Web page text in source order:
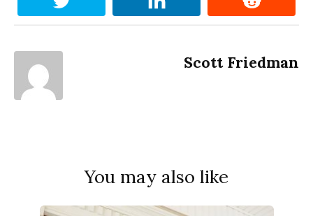
Scott Friedman
You may also like